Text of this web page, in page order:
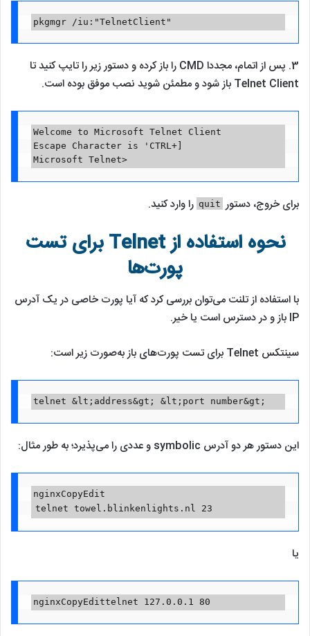
pkgmgr /iu:"TelnetClient"
3. پس از اتمام، مجددا CMD را باز کرده و دستور زیر را تایپ کنید تا
Telnet Client باز شود و مطمئن شوید نصب موفق بوده است.
Welcome to Microsoft Telnet Client
Escape Character is 'CTRL+]
Microsoft Telnet>
برای خروج، دستور quit را وارد کنید.
نحوه استفاده از Telnet برای تست
پورت‌ها
با استفاده از تلنت می‌توان بررسی کرد که آیا پورت خاصی در یک آدرس
IP باز و در دسترس است یا خیر.
سینتکس Telnet برای تست پورت‌های باز به‌صورت زیر است:
telnet &lt;address&gt; &lt;port number&gt;
این دستور هر دو آدرس symbolic و عددی را می‌پذیرد؛ به طور مثال:
nginxCopyEdit
telnet towel.blinkenlights.nl 23
یا
nginxCopyEdittelnet 127.0.0.1 80